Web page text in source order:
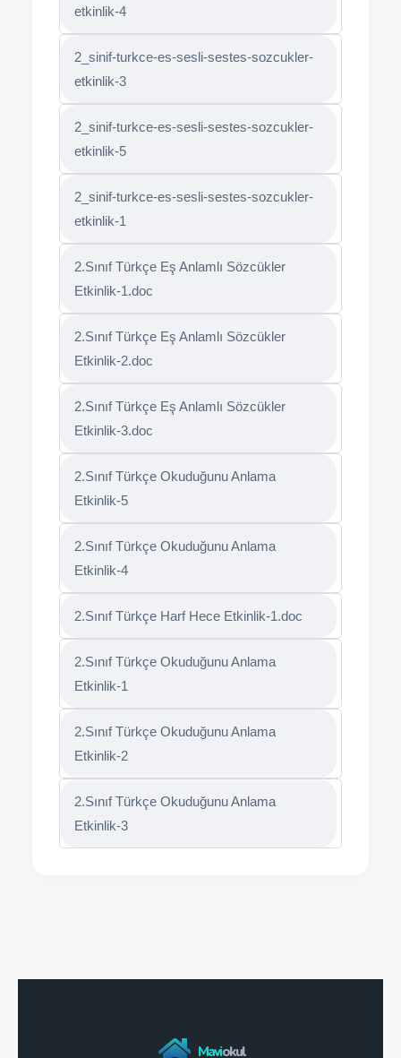
etkinlik-4
2_sinif-turkce-es-sesli-sestes-sozcukler-
etkinlik-3
2_sinif-turkce-es-sesli-sestes-sozcukler-
etkinlik-5
2_sinif-turkce-es-sesli-sestes-sozcukler-
etkinlik-1
2.Sınıf Türkçe Eş Anlamlı Sözcükler
Etkinlik-1.doc
2.Sınıf Türkçe Eş Anlamlı Sözcükler
Etkinlik-2.doc
2.Sınıf Türkçe Eş Anlamlı Sözcükler
Etkinlik-3.doc
2.Sınıf Türkçe Okuduğunu Anlama
Etkinlik-5
2.Sınıf Türkçe Okuduğunu Anlama
Etkinlik-4
2.Sınıf Türkçe Harf Hece Etkinlik-1.doc
2.Sınıf Türkçe Okuduğunu Anlama
Etkinlik-1
2.Sınıf Türkçe Okuduğunu Anlama
Etkinlik-2
2.Sınıf Türkçe Okuduğunu Anlama
Etkinlik-3
Maviokul